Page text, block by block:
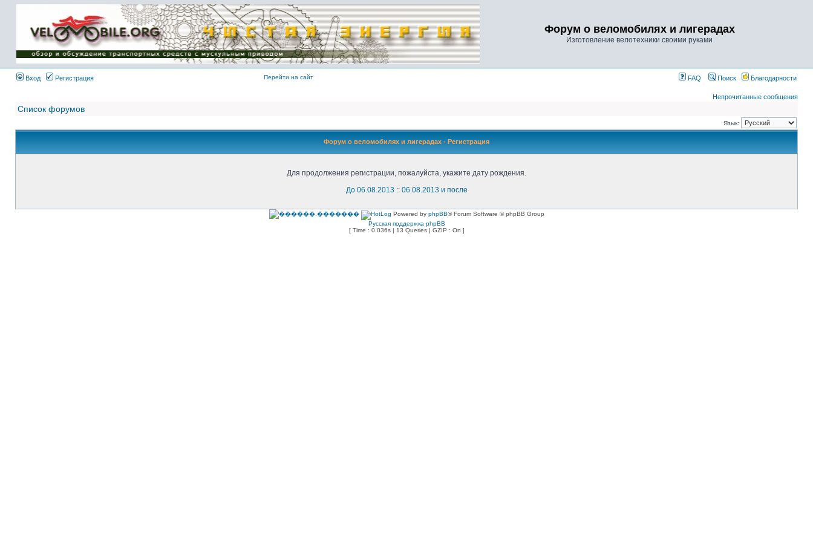
Имя пользователя:
Пароль:
{ LOG_ME_IN_SHORT
}
Форум о веломобилях и лигерадах
Изготовление велотехники своими руками
Вход Регистрация Перейти на сайт FAQ Поиск Благодарности
Непрочитанные сообщения
Список форумов
Язык:
Форум о веломобилях и лигерадах - Регистрация
Для продолжения регистрации, пожалуйста, укажите дату рождения.
До 06.08.2013 :: 06.08.2013 и после
Powered by phpBB® Forum Software © phpBB Group
Русская поддержка phpBB
[ Time : 0.036s | 13 Queries | GZIP : On ]